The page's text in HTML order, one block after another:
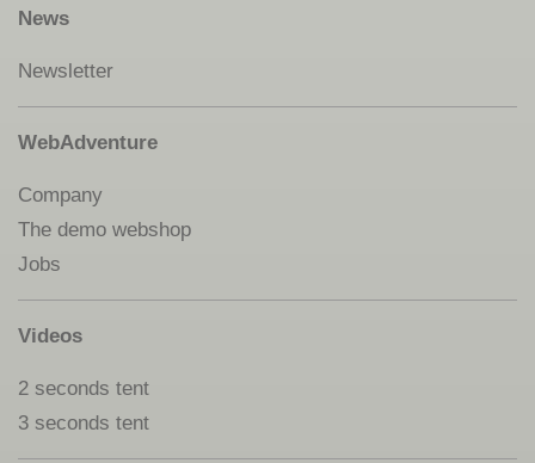
News
Newsletter
WebAdventure
Company
The demo webshop
Jobs
Videos
2 seconds tent
3 seconds tent